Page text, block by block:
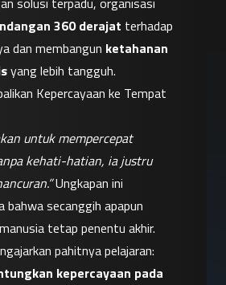
360 derajat terhadap
dan membangun ketahanan
yang lebih tangguh.
Kepercayaan ke Tempat
untuk mempercepat
kehati-hatian, ia justru
Ungkapan ini
secanggih apapun
tetap penentu akhir.
kepercayaan pada